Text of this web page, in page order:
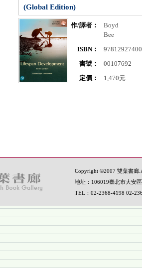
(Global Edition)
作/譯者：
Boyd
Bee
ISBN：
書號：
00107692
定價：
1,470元
Copyright ©2007 雙葉書廊
地址：106019臺北市大安
TEL：02-2368-4198 02-